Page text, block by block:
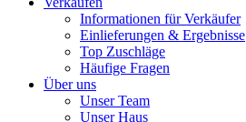
Informationen für Verkäufer
Einlieferungen & Ergebnisse
Top Zuschläge
Häufige Fragen
Über uns
Unser Team
Unser Haus